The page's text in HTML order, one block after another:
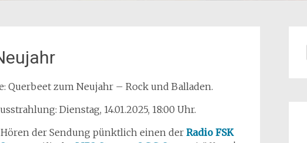
Querbeet zum Neujahr – Rock und Balladen.
Dienstag, 14.01.2025, 18:00 Uhr.
der Sendung pünktlich einen der Radio FSK